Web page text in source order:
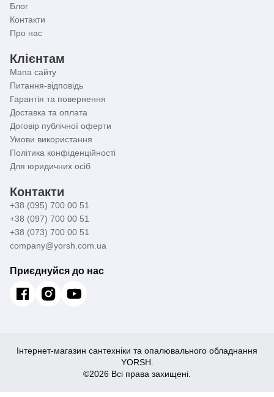
Блог
Контакти
Про нас
Клієнтам
Мапа сайту
Питання-відповідь
Гарантія та повернення
Доставка та оплата
Договір публічної оферти
Умови використання
Політика конфіденційності
Для юридичних осіб
Контакти
+38 (095) 700 00 51
+38 (097) 700 00 51
+38 (073) 700 00 51
company@yorsh.com.ua
Приєднуйся до нас
Інтернет-магазин сантехніки та опалювального обладнання
YORSH.
©2026 Всі права захищені.